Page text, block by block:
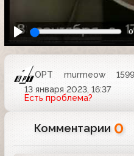
ОРТ murmeow
1599
13 января 2023, 16:37
Есть проблема?
Комментарии 0